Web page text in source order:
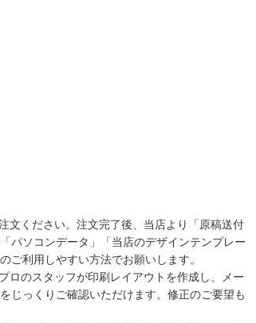
文ください。注文完了後、当店より「原稿送付
パソコンデータ」「当店のデザインテンプレー
ご利用しやすい方法でお願いします。
ロのスタッフが印刷レイアウトを作成し、メー
じっくりご確認いただけます。修正のご要望も